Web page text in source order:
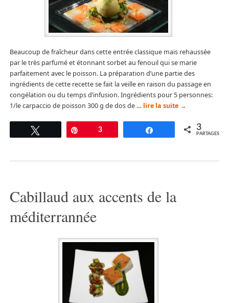
Beaucoup de fraîcheur dans cette entrée classique mais rehaussée
par le très parfumé et étonnant sorbet au fenouil qui se marie
parfaitement avec le poisson. La préparation d’une partie des
ingrédients de cette recette se fait la veille en raison du passage en
congélation ou du temps d’infusion. Ingrédients pour 5 personnes:
1/le carpaccio de poisson 300 g de dos de … lire la suite →
Tweetez Épingle
3 Partagez 3
PARTAGES
Cabillaud aux accents de la
méditerrannée